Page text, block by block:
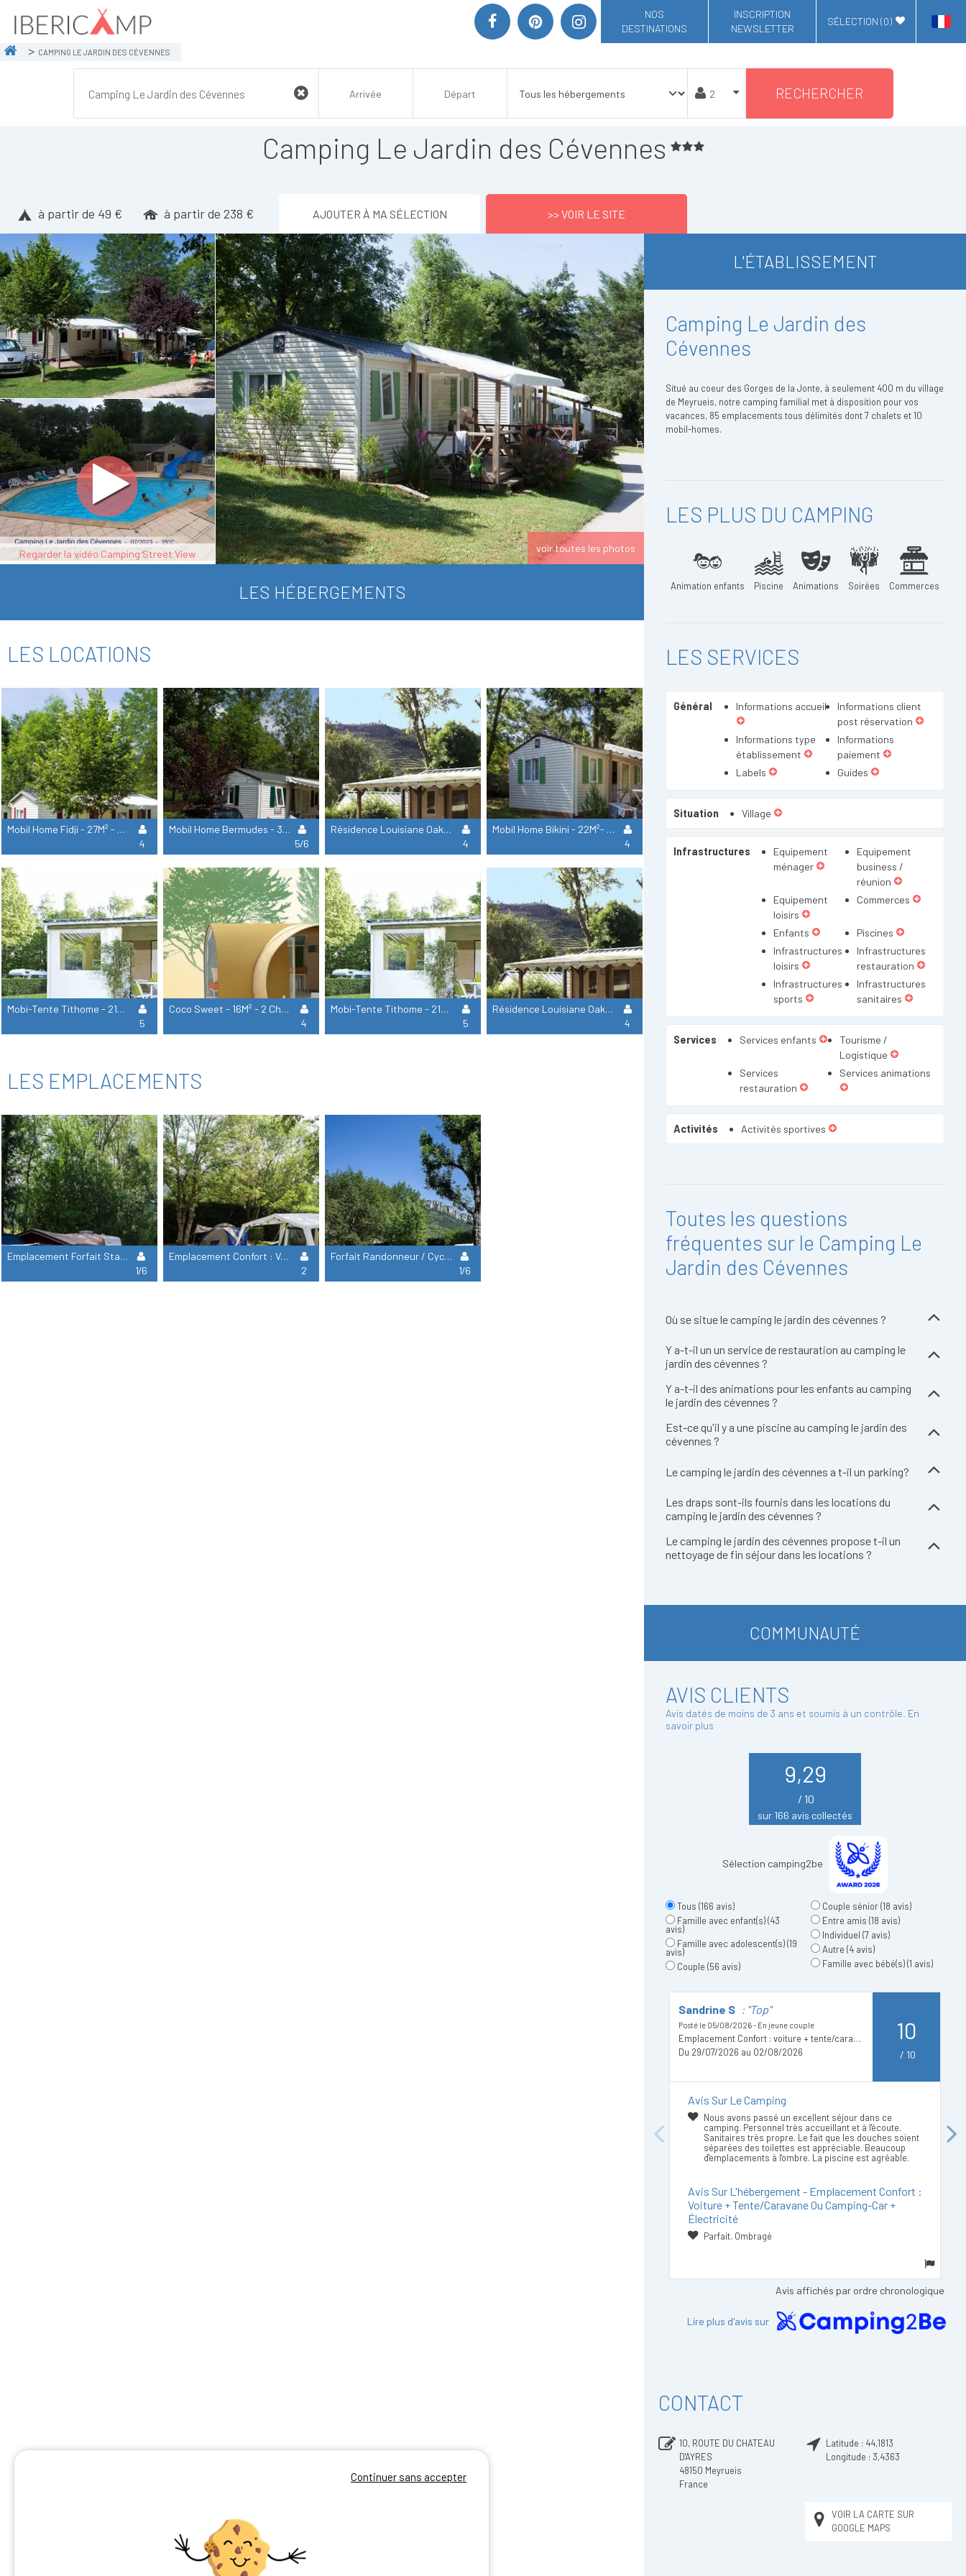
NOS
DESTINATIONS
INSCRIPTION
NEWSLETTER
SÉLECTION (0)
CAMPING LE JARDIN DES CÉVENNES
RECHERCHER
Camping Le Jardin des Cévennes
à partir de 49 € à partir de 238 € AJOUTER À MA SÉLECTION >> VOIR LE SITE
Regarder la vidéo Camping Street View voir toutes les photos
LES HÉBERGEMENTS
LES LOCATIONS
Mobil Home Fidji - 27M² - 2 Chambres
4
Mobil Home Bermudes - 30M²- 3 Chambres
5/6
Résidence Louisiane Oakley - 27M² - 2 Chambres Samedi
4
Mobil Home Bikini - 22M²- 2 Chambres
4
Mobi-Tente Tithome - 21M²- 2 Chambres Sans Sanitaires - Samedi
5
Coco Sweet - 16M² - 2 Chambres (Sans Eau Et Sans Sanitaire)
4
Mobi-Tente Tithome - 21M²- 2 Chambres Sans Sanitaires - Dimanche
5
Résidence Louisiane Oakley - 27M² - 2 Chambres Dimanche
4
LES EMPLACEMENTS
Emplacement Forfait Standard (Tente, Caravane, Camping-Car) + Véhicule Sans Électricité
1/6
Emplacement Confort : Voiture + Tente/Caravane Ou Camping-Car + Électricité
2
Forfait Randonneur / Cycliste Solo (Sans Véhicule Motorisé)
1/6
L'ÉTABLISSEMENT
Camping Le Jardin des
Cévennes
Situé au coeur des Gorges de la Jonte, à seulement 400 m du village
de Meyrueis, notre camping familial met à disposition pour vos
vacances, 85 emplacements tous délimités dont 7 chalets et 10
mobil-homes.
LES PLUS DU CAMPING
Animation enfants Piscine Animations Soirées Commerces
LES SERVICES
Général Informations accueil
Informations client
post réservation
Informations type
établissement
Informations
paiement
Labels
Guides
Situation Village
Infrastructures
Equipement
ménager
Equipement
business /
réunion
Equipement
loisirs
Commerces
Enfants
Piscines
Infrastructures
loisirs
Infrastructures
restauration
Infrastructures
sports
Infrastructures
sanitaires
Services Services enfants
Tourisme /
Logistique
Services
restauration
Services animations
Activités Activités sportives
Toutes les questions
fréquentes sur le Camping Le
Jardin des Cévennes
Où se situe le camping le jardin des cévennes ?
Y a-t-il un un service de restauration au camping le
jardin des cévennes ?
Y a-t-il des animations pour les enfants au camping
le jardin des cévennes ?
Est-ce qu'il y a une piscine au camping le jardin des
cévennes ?
Le camping le jardin des cévennes a t-il un parking?
Les draps sont-ils fournis dans les locations du
camping le jardin des cévennes ?
Le camping le jardin des cévennes propose t-il un
nettoyage de fin séjour dans les locations ?
COMMUNAUTÉ
AVIS CLIENTS
Avis datés de moins de 3 ans et soumis à un contrôle. En
savoir plus
9,29
/ 10
sur 166 avis collectés
Sélection camping2be
Tous (166 avis)
Famille avec enfant(s)(43
avis)
Famille avec adolescent(s)(19
avis)
Couple (56 avis)
Couple sénior(18 avis)
Entre amis (18 avis)
Individuel (7 avis)
Autre (4 avis)
Famille avec bébé(s)(1 avis)
Previous
Sandrine S : "Top"
Posté le 05/08/2026 - En jeune couple
Emplacement Confort : voiture + tente/caravane ou camping-car + électricité
Du 29/07/2026 au 02/08/2026
10
/ 10
Avis Sur Le Camping
Nous avons passé un excellent séjour dans ce
camping. Personnel très accueillant et à l'écoute.
Sanitaires très propre. Le fait que les douches soient
séparées des toilettes est appréciable. Beaucoup
d'emplacements à l'ombre. La piscine est agréable.
Avis Sur L'hébergement - Emplacement Confort :
Voiture + Tente/caravane Ou Camping-Car +
Électricité
Parfait. Ombragé
Next
Avis affichés par ordre chronologique
Lire plus d'avis sur
CONTACT
10, ROUTE DU CHATEAU
D'AYRES
48150 Meyrueis
France
Latitude : 44,1813
Longitude : 3,4363
VOIR LA CARTE SUR
GOOGLE MAPS
Continuer sans accepter